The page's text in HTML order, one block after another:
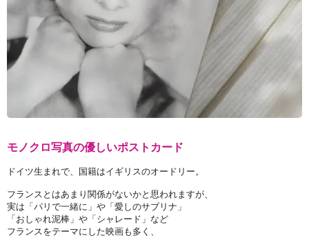
モノクロ写真の優しいポストカード
ドイツ生まれで、国籍はイギリスのオードリー。
フランスとはあまり関係がないかと思われますが、
実は「パリで一緒に」や「愛しのサブリナ」
「おしゃれ泥棒」や「シャレード」など
フランスをテーマにした映画も多く、